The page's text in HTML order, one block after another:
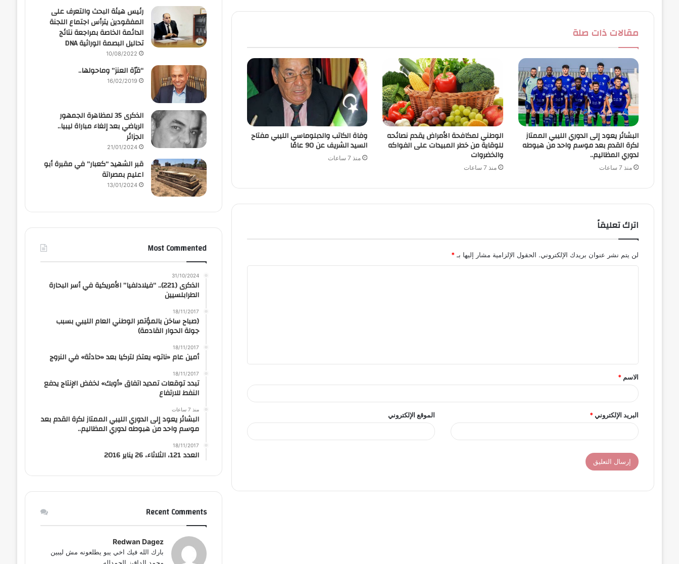
مقالات ذات صلة
البشائر يعود إلى الدوري الليبي الممتاز
لكرة القدم بعد موسم واحد من هبوطه
لدوري المظاليم..
منذ 7 ساعات
الوطني لمكافحة الأمراض يقدم نصائحه
للوقاية من خطر المبيدات على الفواكه
والخضروات
منذ 7 ساعات
وفاة الكاتب والدبلوماسي الليبي مفتاح
السيد الشريف عن 90 عامًا
منذ 7 ساعات
اترك تعليقاً
لن يتم نشر عنوان بريدك الإلكتروني. الحقول الإلزامية مشار إليها بـ *
ق
*
الاسم *
البريد الإلكتروني* الموقع الإلكتروني
رئيس هيئة البحث والتعرف على
المفقودين يترأس اجتماع اللجنة
الدائمة الخاصة بمراجعة نتائج
تحاليل البصمة الوراثية DNA
10/08/2022
“قرّة العنز” وماحولها..
16/02/2019
الذكرى 35 لمظاهرة الجمهور
الرياضي بعد إلغاء مباراة ليبيا..
الجزائر
21/01/2024
قبر الشهيد “كعبار” في مقبرة أبو
اعليم بمصراتة
13/01/2024
Most Commented
31/10/2024
الذكرى (221).. “فيلادلفيا” الأمريكية في أسر البحارة
الطرابلسيين
18/11/2017
(صباح ساخن بالمؤتمر الوطني العام الليبي بسبب
جولة الحوار القادمة)
18/11/2017
أمين عام «ناتو» يعتذر لتركيا بعد «حادثة» في النروج
18/11/2017
تبدد توقعات تمديد اتفاق «أوبك» لخفض الإنتاج يدفع
النفط للارتفاع
منذ 7 ساعات
البشائر يعود إلى الدوري الليبي الممتاز لكرة القدم بعد
موسم واحد من هبوطه لدوري المظاليم..
18/11/2017
العدد 121، الثلاثاء، 26 يناير 2016
Recent Comments
Redwan Dagez
بارك الله فيك اخي يبو يطلعونه مش ليبين